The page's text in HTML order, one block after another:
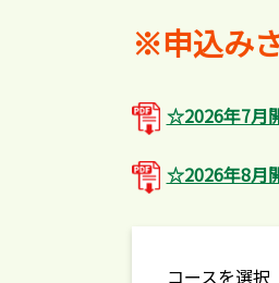
※申込み
☆2026年7月
☆2026年8月
コースを選択